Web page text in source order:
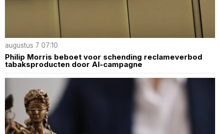
augustus 7 07:10
Philip Morris beboet voor schending reclameverbod
tabaksproducten door AI-campagne